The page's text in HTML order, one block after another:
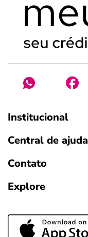
Institucional
Central de ajuda
Contato
Explore